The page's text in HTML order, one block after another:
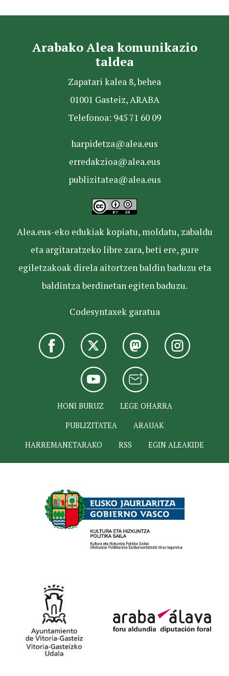
Arabako Alea komunikazio
taldea
Zapatari kalea 8, behea
01001 Gasteiz, ARABA
Telefonoa: 945 71 60 09
harpidetza@alea.eus
erredakzioa@alea.eus
publizitatea@alea.eus
Alea.eus-eko edukiak kopiatu, moldatu, zabaldu
eta argitaratzeko libre zara, beti ere, gure
egiletzakoak direla aitortzen baldin baduzu eta
baldintza berdinetan egiten baduzu.
Codesyntaxek garatua
HONI BURUZ
LEGE OHARRA
PUBLIZITATEA
ARAUAK
HARREMANETARAKO
RSS EGIN ALEAKIDE